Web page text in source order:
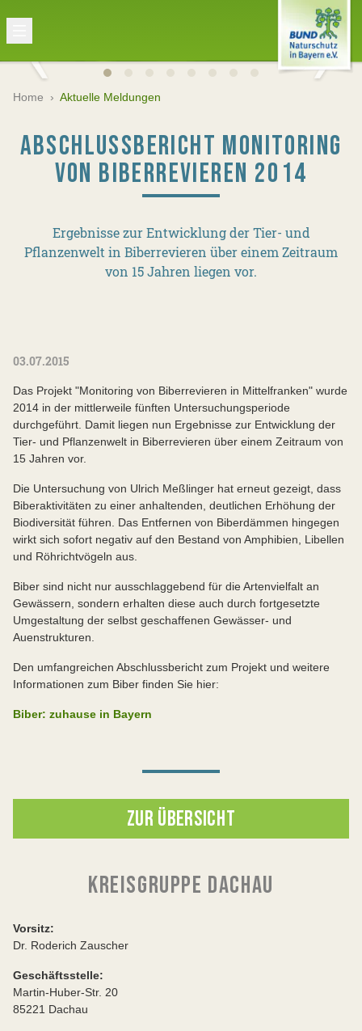
Home › Aktuelle Meldungen
ABSCHLUSSBERICHT MONITORING
VON BIBERREVIEREN 2014
Ergebnisse zur Entwicklung der Tier- und
Pflanzenwelt in Biberrevieren über einem Zeitraum
von 15 Jahren liegen vor.
03.07.2015
Das Projekt "Monitoring von Biberrevieren in Mittelfranken" wurde
2014 in der mittlerweile fünften Untersuchungsperiode
durchgeführt. Damit liegen nun Ergebnisse zur Entwicklung der
Tier- und Pflanzenwelt in Biberrevieren über einem Zeitraum von
15 Jahren vor.
Die Untersuchung von Ulrich Meßlinger hat erneut gezeigt, dass
Biberaktivitäten zu einer anhaltenden, deutlichen Erhöhung der
Biodiversität führen. Das Entfernen von Biberdämmen hingegen
wirkt sich sofort negativ auf den Bestand von Amphibien, Libellen
und Röhrichtvögeln aus.
Biber sind nicht nur ausschlaggebend für die Artenvielfalt an
Gewässern, sondern erhalten diese auch durch fortgesetzte
Umgestaltung der selbst geschaffenen Gewässer- und
Auenstrukturen.
Den umfangreichen Abschlussbericht zum Projekt und weitere
Informationen zum Biber finden Sie hier:
Biber: zuhause in Bayern
ZUR ÜBERSICHT
KREISGRUPPE DACHAU
Vorsitz:
Dr. Roderich Zauscher
Geschäftsstelle:
Martin-Huber-Str. 20
85221 Dachau